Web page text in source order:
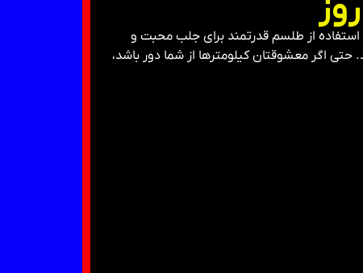
استفاده از طلسم قدرتمند برای جلب محبت و
اگر معشوقتان کیلومترها از شما دور باشد،